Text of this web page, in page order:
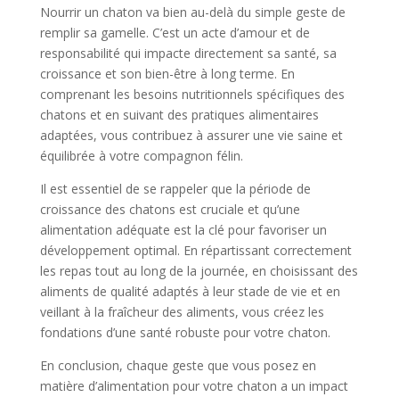
Nourrir un chaton va bien au-delà du simple geste de
remplir sa gamelle. C’est un acte d’amour et de
responsabilité qui impacte directement sa santé, sa
croissance et son bien-être à long terme. En
comprenant les besoins nutritionnels spécifiques des
chatons et en suivant des pratiques alimentaires
adaptées, vous contribuez à assurer une vie saine et
équilibrée à votre compagnon félin.
Il est essentiel de se rappeler que la période de
croissance des chatons est cruciale et qu’une
alimentation adéquate est la clé pour favoriser un
développement optimal. En répartissant correctement
les repas tout au long de la journée, en choisissant des
aliments de qualité adaptés à leur stade de vie et en
veillant à la fraîcheur des aliments, vous créez les
fondations d’une santé robuste pour votre chaton.
En conclusion, chaque geste que vous posez en
matière d’alimentation pour votre chaton a un impact